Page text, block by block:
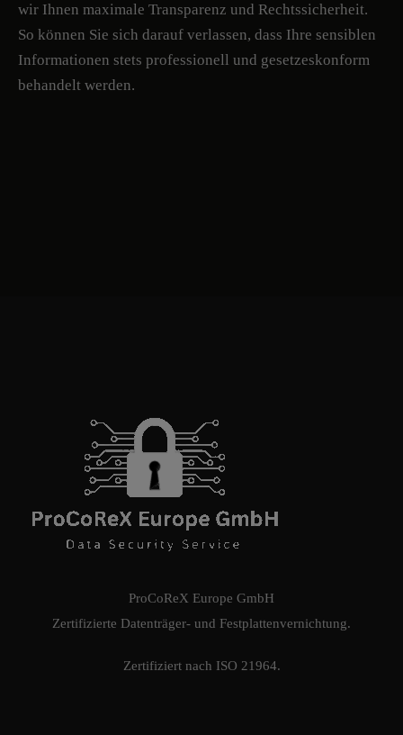
wir Ihnen maximale Transparenz und Rechtssicherheit.
So können Sie sich darauf verlassen, dass Ihre sensiblen
Informationen stets professionell und gesetzeskonform
behandelt werden.
ProCoReX Europe GmbH
Zertifizierte Datenträger- und Festplattenvernichtung.
Zertifiziert nach ISO 21964.